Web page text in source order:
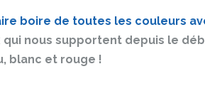
boire de toutes les couleurs
qui nous supportent depuis le
blanc et rouge !